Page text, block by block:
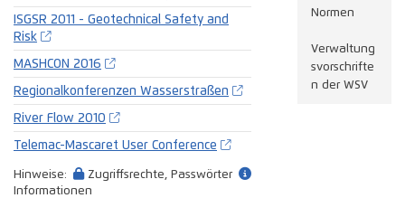
ISGSR 2011 - Geotechnical Safety and
Risk
MASHCON 2016
Regionalkonferenzen Wasserstraßen
River Flow 2010
Telemac-Mascaret User Conference
Hinweise:
Zugriffsrechte, Passwörter
Informationen
Normen
Verwaltung
svorschrifte
n der WSV